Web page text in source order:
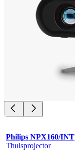
Philips NPX160/INT
Thuisprojector